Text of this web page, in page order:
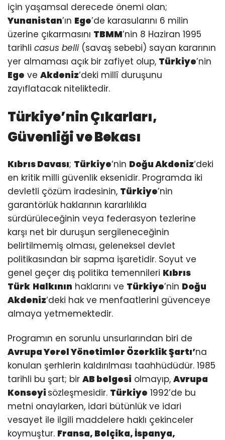
için yaşamsal derecede önemi olan;
Yunanistan’ın Ege’de karasularını 6 milin
üzerine çıkarmasını TBMM’nin 8 Haziran 1995
tarihli casus belli(savaş sebebi) sayan kararının
yer almaması açık bir zafiyet olup, Türkiye’nin
Ege ve Akdeniz‘deki millî duruşunu
zayıflatacak niteliktedir.
Türkiye’nin Çıkarları,
Güvenliği ve Bekası
Kıbrıs Davası; Türkiye‘nin Doğu Akdeniz‘deki
en kritik milli güvenlik eksenidir. Programda iki
devletli çözüm iradesinin, Türkiye’nin
garantörlük haklarının kararlılıkla
sürdürüleceğinin veya federasyon tezlerine
karşı net bir duruşun sergileneceğinin
belirtilmemiş olması, geleneksel devlet
politikasından bir sapma işaretidir. Soyut ve
genel geçer dış politika temennileri Kıbrıs
Türk Halkının haklarını ve Türkiye’nin Doğu
Akdeniz‘deki hak ve menfaatlerini güvenceye
almaya yetmemektedir.
Programın en sorunlu unsurlarından biri de
Avrupa Yerel Yönetimler Özerklik Şartı’na
konulan şerhlerin kaldırılması taahhüdüdür. 1985
tarihli bu şart; bir AB belgesi olmayıp, Avrupa
Konseyi sözleşmesidir. Türkiye 1992’de bu
metni onaylarken, idari bütünlük ve idari
vesayet ile ilgili maddelere haklı çekinceler
koymuştur. Fransa, Belçika, İspanya,